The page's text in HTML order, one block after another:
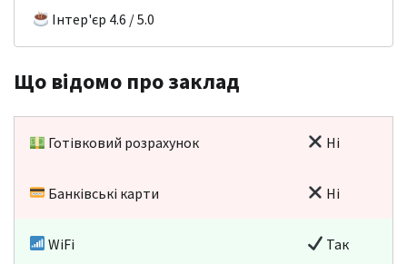
Інтер'єр 4.6 / 5.0
Що відомо про заклад
Готівковий розрахунок Ні
Банківські карти Ні
WiFi Так